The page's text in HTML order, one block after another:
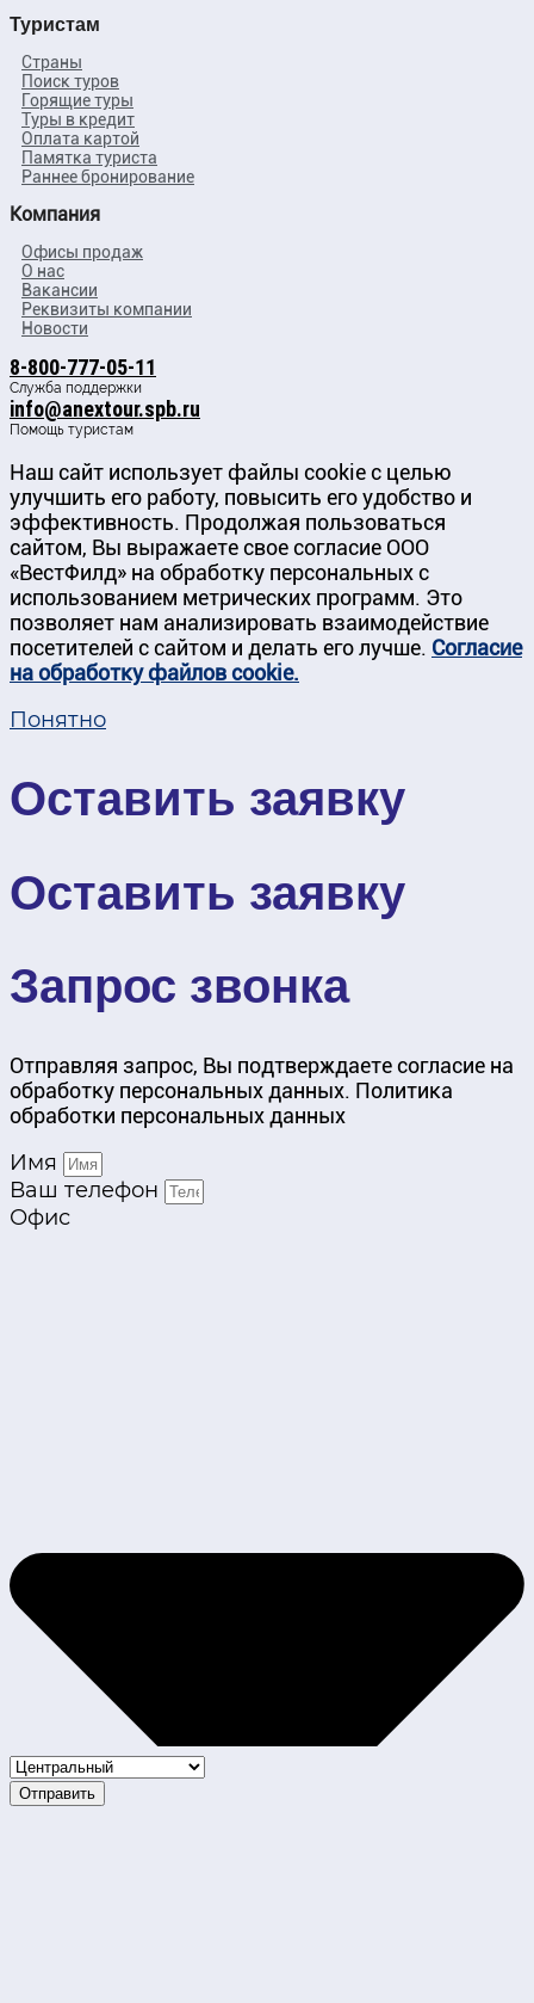
Туристам
Страны
Поиск туров
Горящие туры
Туры в кредит
Оплата картой
Памятка туриста
Раннее бронирование
Компания
Офисы продаж
О нас
Вакансии
Реквизиты компании
Новости
8-800-777-05-11
Служба поддержки
info@anextour.spb.ru
Помощь туристам
Наш сайт использует файлы cookie с целью
улучшить его работу, повысить его удобство и
эффективность. Продолжая пользоваться
сайтом, Вы выражаете свое согласие ООО
«ВестФилд» на обработку персональных с
использованием метрических программ. Это
позволяет нам анализировать взаимодействие
посетителей с сайтом и делать его лучше. Согласие
на обработку файлов cookie.
Понятно
Оставить заявку
Оставить заявку
Запрос звонка
Отправляя запрос, Вы подтверждаете согласие на
обработку персональных данных. Политика
обработки персональных данных
Имя
Ваш телефон
Офис
Отправить